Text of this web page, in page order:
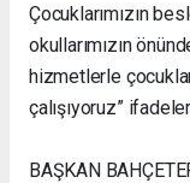
Çocuklarımızın
okullarımızın
hizmetlerle
çalışıyoruz”
BAŞKAN